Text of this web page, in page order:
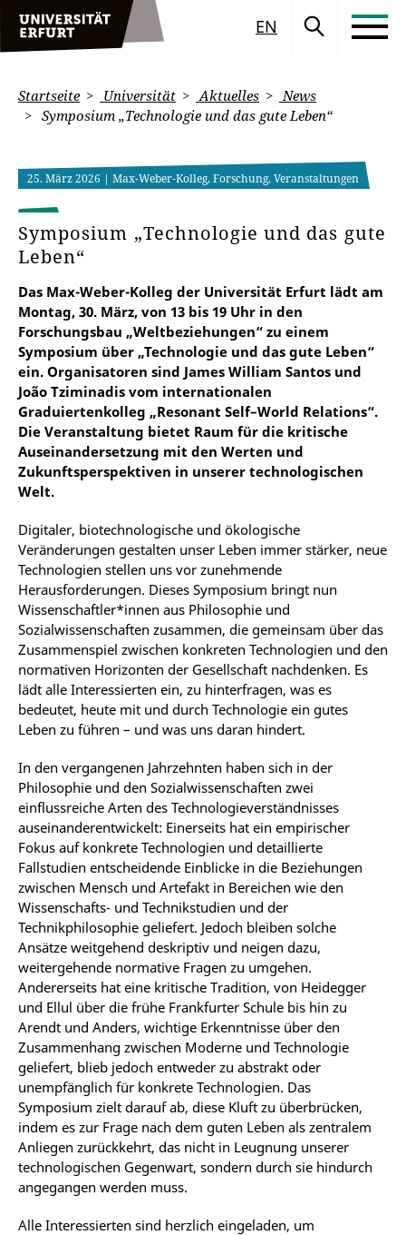
EN
Startseite Universität Aktuelles
News
Symposium „Technologie und das gute Leben“
25. März 2026 | Max-Weber-Kolleg, Forschung, Veranstaltungen
Symposium „Technologie und das gute
Leben“
Das Max-Weber-Kolleg der Universität Erfurt lädt am
Montag, 30. März, von 13 bis 19 Uhr in den
Forschungsbau „Weltbeziehungen“ zu einem
Symposium über „Technologie und das gute Leben“
ein. Organisatoren sind James William Santos und
João Tziminadis vom internationalen
Graduiertenkolleg „Resonant Self–World Relations“.
Die Veranstaltung bietet Raum für die kritische
Auseinandersetzung mit den Werten und
Zukunftsperspektiven in unserer technologischen
Welt.
Digitaler, biotechnologische und ökologische
Veränderungen gestalten unser Leben immer stärker, neue
Technologien stellen uns vor zunehmende
Herausforderungen. Dieses Symposium bringt nun
Wissenschaftler*innen aus Philosophie und
Sozialwissenschaften zusammen, die gemeinsam über das
Zusammenspiel zwischen konkreten Technologien und den
normativen Horizonten der Gesellschaft nachdenken. Es
lädt alle Interessierten ein, zu hinterfragen, was es
bedeutet, heute mit und durch Technologie ein gutes
Leben zu führen – und was uns daran hindert.
In den vergangenen Jahrzehnten haben sich in der
Philosophie und den Sozialwissenschaften zwei
einflussreiche Arten des Technologieverständnisses
auseinanderentwickelt: Einerseits hat ein empirischer
Fokus auf konkrete Technologien und detaillierte
Fallstudien entscheidende Einblicke in die Beziehungen
zwischen Mensch und Artefakt in Bereichen wie den
Wissenschafts- und Technikstudien und der
Technikphilosophie geliefert. Jedoch bleiben solche
Ansätze weitgehend deskriptiv und neigen dazu,
weitergehende normative Fragen zu umgehen.
Andererseits hat eine kritische Tradition, von Heidegger
und Ellul über die frühe Frankfurter Schule bis hin zu
Arendt und Anders, wichtige Erkenntnisse über den
Zusammenhang zwischen Moderne und Technologie
geliefert, blieb jedoch entweder zu abstrakt oder
unempfänglich für konkrete Technologien. Das
Symposium zielt darauf ab, diese Kluft zu überbrücken,
indem es zur Frage nach dem guten Leben als zentralem
Anliegen zurückkehrt, das nicht in Leugnung unserer
technologischen Gegenwart, sondern durch sie hindurch
angegangen werden muss.
Alle Interessierten sind herzlich eingeladen, um